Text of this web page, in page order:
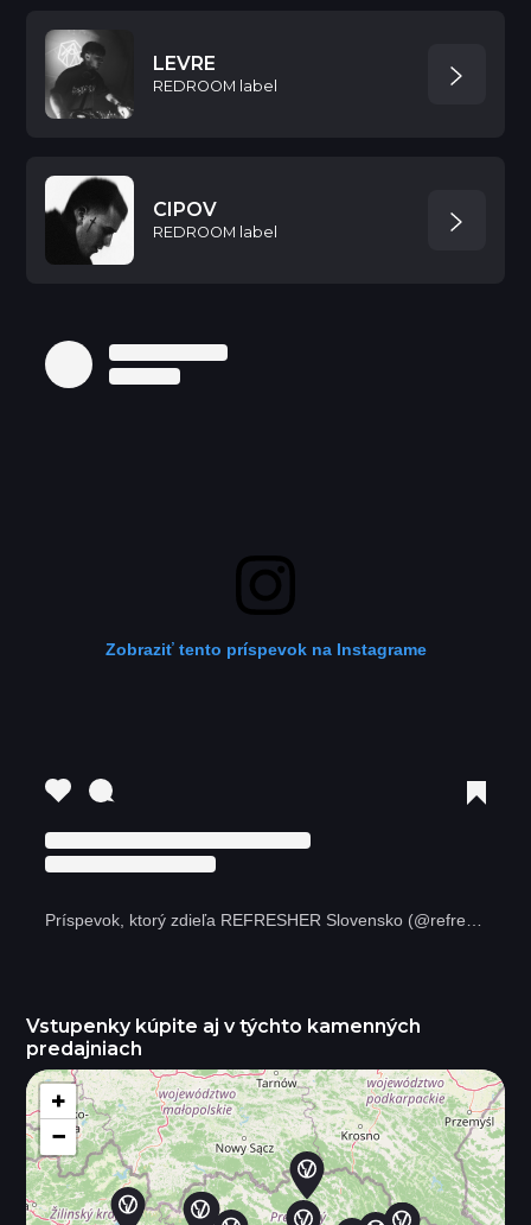
LEVRE
REDROOM label
CIPOV
REDROOM label
Zobraziť tento príspevok na Instagrame
Vstupenky kúpite aj v týchto kamenných
predajniach
+
−